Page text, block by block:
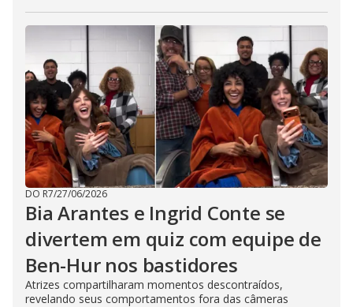
DO R7/27/06/2026
Bia Arantes e Ingrid Conte se
divertem em quiz com equipe de
Ben-Hur nos bastidores
Atrizes compartilharam momentos descontraídos,
revelando seus comportamentos fora das câmeras